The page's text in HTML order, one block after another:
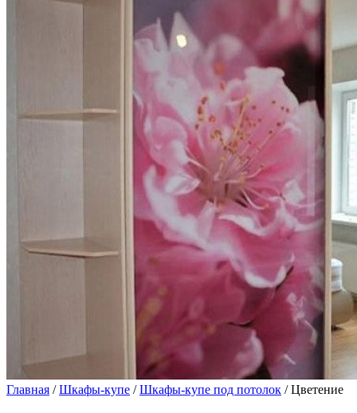
Главная /Шкафы-купе /Шкафы-купе под потолок / Цветение